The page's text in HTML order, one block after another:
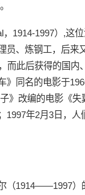
1914-1997）,这
员、炼钢工，后来
此后获得的国内
》同名的电影于
》改编的电影《
1997年2月3日，
（1914——1997）